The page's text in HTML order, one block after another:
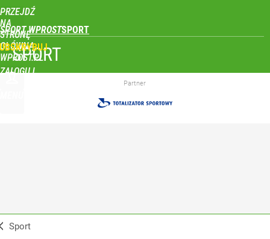
PRZEJDŹ
NA
STRONĘ
GŁÓWNĄ
WPROST.PL
SPORT WPROST
ZALOGUJ
SPORT
Partner
Sport